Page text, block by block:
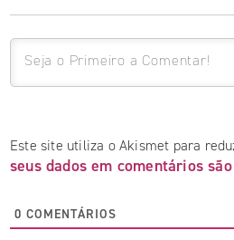
Este site utiliza o Akismet para
seus dados em comentários
0 COMENTÁRIOS